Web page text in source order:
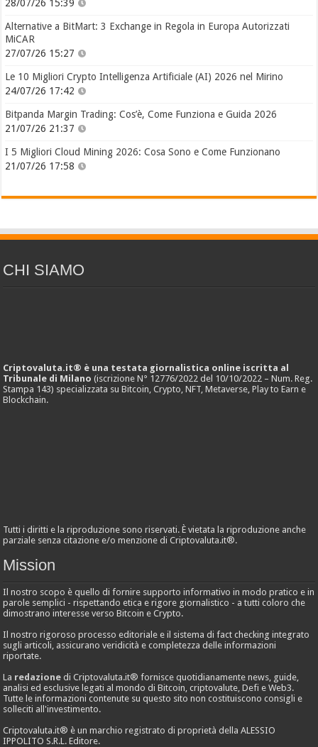
28/07/26 15:39
Alternative a BitMart: 3 Exchange in Regola in Europa Autorizzati
MiCAR
27/07/26 15:27
Le 10 Migliori Crypto Intelligenza Artificiale (AI) 2026 nel Mirino
24/07/26 17:42
Bitpanda Margin Trading: Cos’è, Come Funziona e Guida 2026
21/07/26 21:37
I 5 Migliori Cloud Mining 2026: Cosa Sono e Come Funzionano
21/07/26 17:58
CHI SIAMO
Criptovaluta.it® è una testata giornalistica online iscritta al
Tribunale di Milano (iscrizione N° 12776/2022 del 10/10/2022 – Num. Reg.
Stampa 143) specializzata su Bitcoin, Crypto, NFT, Metaverse, Play to Earn e
Blockchain.
Tutti i diritti e la riproduzione sono riservati. È vietata la riproduzione anche
parziale senza citazione e/o menzione di Criptovaluta.it®.
Mission
Il nostro scopo è quello di fornire supporto informativo in modo pratico e in
parole semplici - rispettando etica e rigore giornalistico - a tutti coloro che
dimostrano interesse verso Bitcoin e Crypto.
Il nostro rigoroso processo editoriale e il sistema di fact checking integrato
sugli articoli, assicurano veridicità e completezza delle informazioni
riportate.
La redazione di Criptovaluta.it® fornisce quotidianamente news, guide,
analisi ed esclusive legati al mondo di Bitcoin, criptovalute, Defi e Web3.
Tutte le informazioni contenute su questo sito non costituiscono consigli e
solleciti all'investimento.
Criptovaluta.it® è un marchio registrato di proprietà della ALESSIO
IPPOLITO S.R.L. Editore.